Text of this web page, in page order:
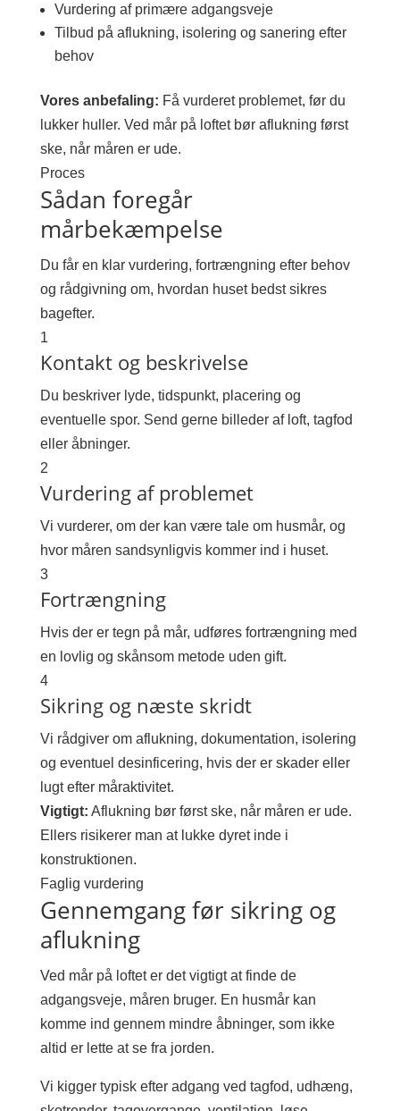
Vurdering af primære adgangsveje
Tilbud på aflukning, isolering og sanering efter
behov
Vores anbefaling: Få vurderet problemet, før du
lukker huller. Ved mår på loftet bør aflukning først
ske, når måren er ude.
Proces
Sådan foregår
mårbekæmpelse
Du får en klar vurdering, fortrængning efter behov
og rådgivning om, hvordan huset bedst sikres
bagefter.
1
Kontakt og beskrivelse
Du beskriver lyde, tidspunkt, placering og
eventuelle spor. Send gerne billeder af loft, tagfod
eller åbninger.
2
Vurdering af problemet
Vi vurderer, om der kan være tale om husmår, og
hvor måren sandsynligvis kommer ind i huset.
3
Fortrængning
Hvis der er tegn på mår, udføres fortrængning med
en lovlig og skånsom metode uden gift.
4
Sikring og næste skridt
Vi rådgiver om aflukning, dokumentation, isolering
og eventuel desinficering, hvis der er skader eller
lugt efter måraktivitet.
Vigtigt: Aflukning bør først ske, når måren er ude.
Ellers risikerer man at lukke dyret inde i
konstruktionen.
Faglig vurdering
Gennemgang før sikring og
aflukning
Ved mår på loftet er det vigtigt at finde de
adgangsveje, måren bruger. En husmår kan
komme ind gennem mindre åbninger, som ikke
altid er lette at se fra jorden.
Vi kigger typisk efter adgang ved tagfod, udhæng,